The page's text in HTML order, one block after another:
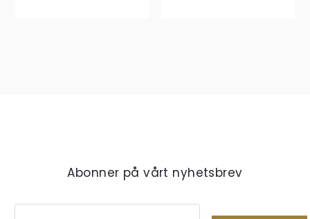
Abonner på vårt nyhetsbrev